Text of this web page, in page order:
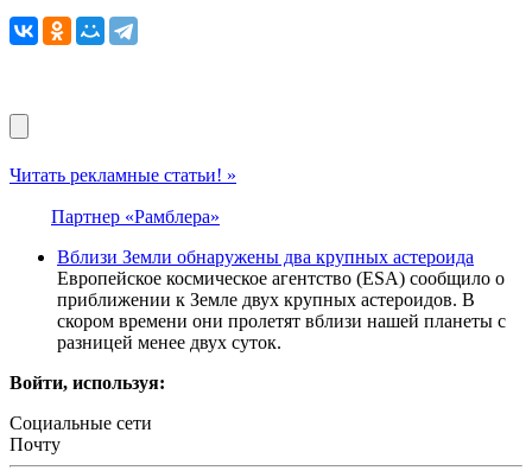
Читать рекламные статьи! »
Партнер «Рамблера»
Вблизи Земли обнаружены два крупных астероида
Европейское космическое агентство (ESA) сообщило о
приближении к Земле двух крупных астероидов. В
скором времени они пролетят вблизи нашей планеты с
разницей менее двух суток.
Войти, используя:
Социальные сети
Почту